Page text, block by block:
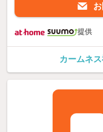
提供
カームネ